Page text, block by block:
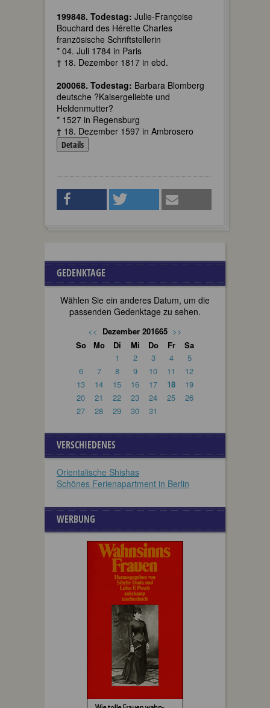
199848. Todestag: Julie-Françoise
Bouchard des Hérette Charles
französische Schriftstellerin
* 04. Juli 1784 in Paris
† 18. Dezember 1817 in ebd.
200068. Todestag: Barbara Blomberg
deutsche ?Kaisergeliebte und
Heldenmutter?
* 1527 in Regensburg
† 18. Dezember 1597 in Ambrosero
Details
GEDENKTAGE
Wählen Sie ein anderes Datum, um die
passenden Gedenktage zu sehen.
<< Dezember 201665 >>
So
Mo Di Mi Do Fr
Sa
1
2 3 4
5
6
7 8 9 10 11
12
13
14 15 16 17 18
19
20
21 22 23 24 25
26
27
28 29 30 31
VERSCHIEDENES
Orientalische Shishas
Schönes Ferienapartment in Berlin
WERBUNG